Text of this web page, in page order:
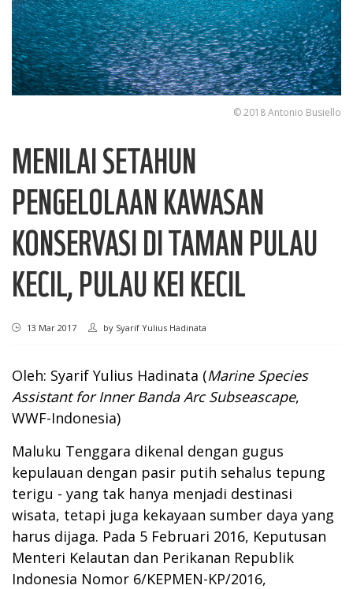
© 2018 Antonio Busiello
MENILAI SETAHUN
PENGELOLAAN KAWASAN
KONSERVASI DI TAMAN PULAU
KECIL, PULAU KEI KECIL
13 Mar 2017 by Syarif Yulius Hadinata
Oleh: Syarif Yulius Hadinata (Marine Species
Assistant for Inner Banda Arc Subseascape,
WWF-Indonesia)
Maluku Tenggara dikenal dengan gugus
kepulauan dengan pasir putih sehalus tepung
terigu - yang tak hanya menjadi destinasi
wisata, tetapi juga kekayaan sumber daya yang
harus dijaga. Pada 5 Februari 2016, Keputusan
Menteri Kelautan dan Perikanan Republik
Indonesia Nomor 6/KEPMEN-KP/2016,